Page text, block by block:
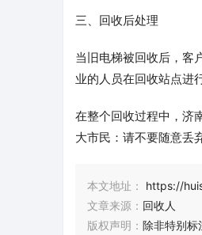
三、回收后处理
当旧电梯被回收后，客
业的人员在回收站点进
在整个回收过程中，济
大市民：请不要随意丢
本文地址：
https://
文章来源： 回收人
版权声明： 除非特别标